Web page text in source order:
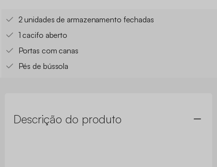
2 unidades de armazenamento fechadas
1 cacifo aberto
Portas com canas
Pés de bússola
Descrição do produto